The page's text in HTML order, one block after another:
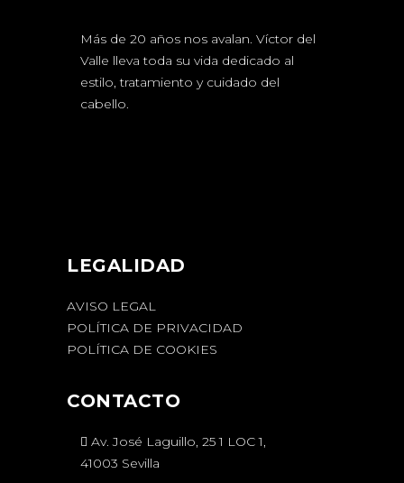
Más de 20 años nos avalan. Víctor del
Valle lleva toda su vida dedicado al
estilo, tratamiento y cuidado del
cabello.
LEGALIDAD
AVISO LEGAL
POLÍTICA DE PRIVACIDAD
POLÍTICA DE COOKIES
CONTACTO
Av. José Laguillo, 25 1 LOC 1,
41003 Sevilla